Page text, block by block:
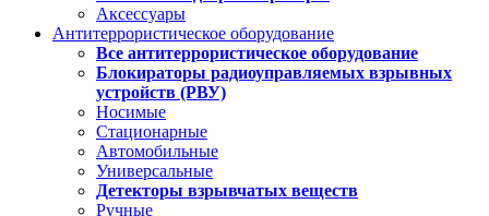
Аксессуары
Антитеррористическое оборудование
Все антитеррористическое оборудование
Блокираторы радиоуправляемых взрывных
устройств (РВУ)
Носимые
Стационарные
Автомобильные
Универсальные
Детекторы взрывчатых веществ
Ручные